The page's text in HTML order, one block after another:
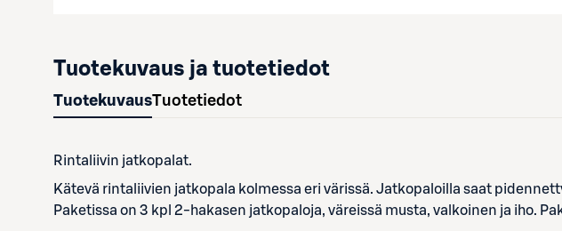
Tuotekuvaus ja tuotetiedot
TuotekuvausTuotetiedot
Rintaliivin jatkopalat.
Kätevä rintaliivien jatkopala kolmessa eri värissä. Jatkopaloilla saat
Paketissa on 3 kpl 2-hakasen jatkopaloja, väreissä musta, valkoinen ja iho.